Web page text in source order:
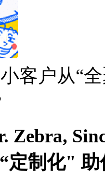
小客户从“
Zebra,
定制化"